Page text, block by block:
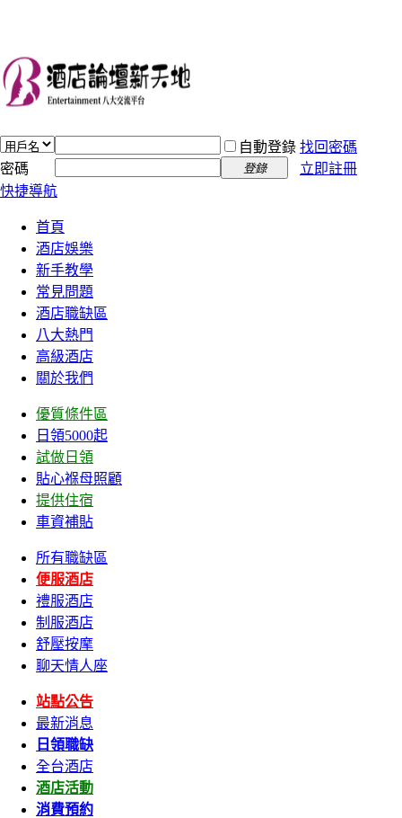
自動登錄 找回密碼
密碼
登錄
立即註冊
快捷導航
首頁
酒店娛樂
新手教學
常見問題
酒店職缺區
八大熱門
高級酒店
關於我們
優質條件區
日領5000起
試做日領
貼心褓母照顧
提供住宿
車資補貼
所有職缺區
便服酒店
禮服酒店
制服酒店
舒壓按摩
聊天情人座
站點公告
最新消息
日領職缺
全台酒店
酒店活動
消費預約